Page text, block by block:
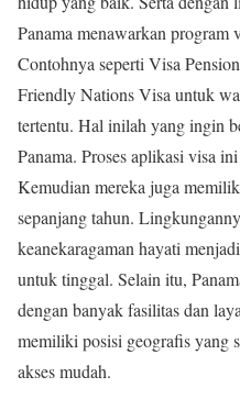
Panama menawarkan program
Contohnya seperti Visa
Friendly Nations Visa untuk
tertentu. Hal inilah yang ingin
Panama. Proses aplikasi visa
Kemudian mereka juga
sepanjang tahun.
keanekaragaman hayati
untuk tinggal. Selain itu,
dengan banyak fasilitas dan
memiliki posisi geografis yang
akses mudah.